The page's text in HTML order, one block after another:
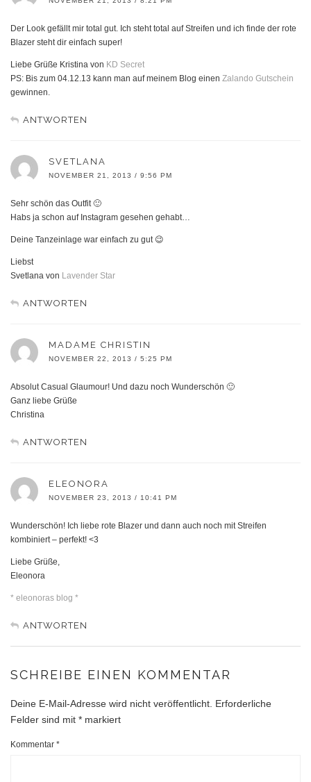
Der Look gefällt mir total gut. Ich steht total auf Streifen und ich finde der rote
Blazer steht dir einfach super!
Liebe Grüße Kristina von KD Secret
PS: Bis zum 04.12.13 kann man auf meinem Blog einen Zalando Gutschein
gewinnen.
ANTWORTEN
SVETLANA
NOVEMBER 21, 2013 / 9:56 PM
Sehr schön das Outfit 🙂
Habs ja schon auf Instagram gesehen gehabt…
Deine Tanzeinlage war einfach zu gut 😉
Liebst
Svetlana von Lavender Star
ANTWORTEN
MADAME CHRISTIN
NOVEMBER 22, 2013 / 5:25 PM
Absolut Casual Glaumour! Und dazu noch Wunderschön 🙂
Ganz liebe Grüße
Christina
ANTWORTEN
ELEONORA
NOVEMBER 23, 2013 / 10:41 PM
Wunderschön! Ich liebe rote Blazer und dann auch noch mit Streifen
kombiniert – perfekt! <3
Liebe Grüße,
Eleonora
* eleonoras blog *
ANTWORTEN
SCHREIBE EINEN KOMMENTAR
Deine E-Mail-Adresse wird nicht veröffentlicht. Erforderliche
Felder sind mit * markiert
Kommentar *